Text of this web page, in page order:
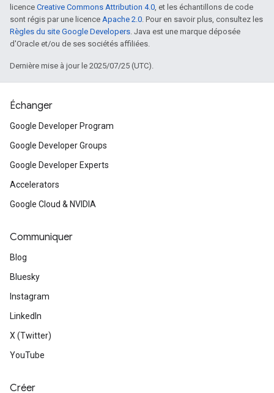
licence Creative Commons Attribution 4.0, et les échantillons de code
sont régis par une licence Apache 2.0. Pour en savoir plus, consultez les
Règles du site Google Developers. Java est une marque déposée
d'Oracle et/ou de ses sociétés affiliées.
Dernière mise à jour le 2025/07/25 (UTC).
Échanger
Google Developer Program
Google Developer Groups
Google Developer Experts
Accelerators
Google Cloud & NVIDIA
Communiquer
Blog
Bluesky
Instagram
LinkedIn
X (Twitter)
YouTube
Créer